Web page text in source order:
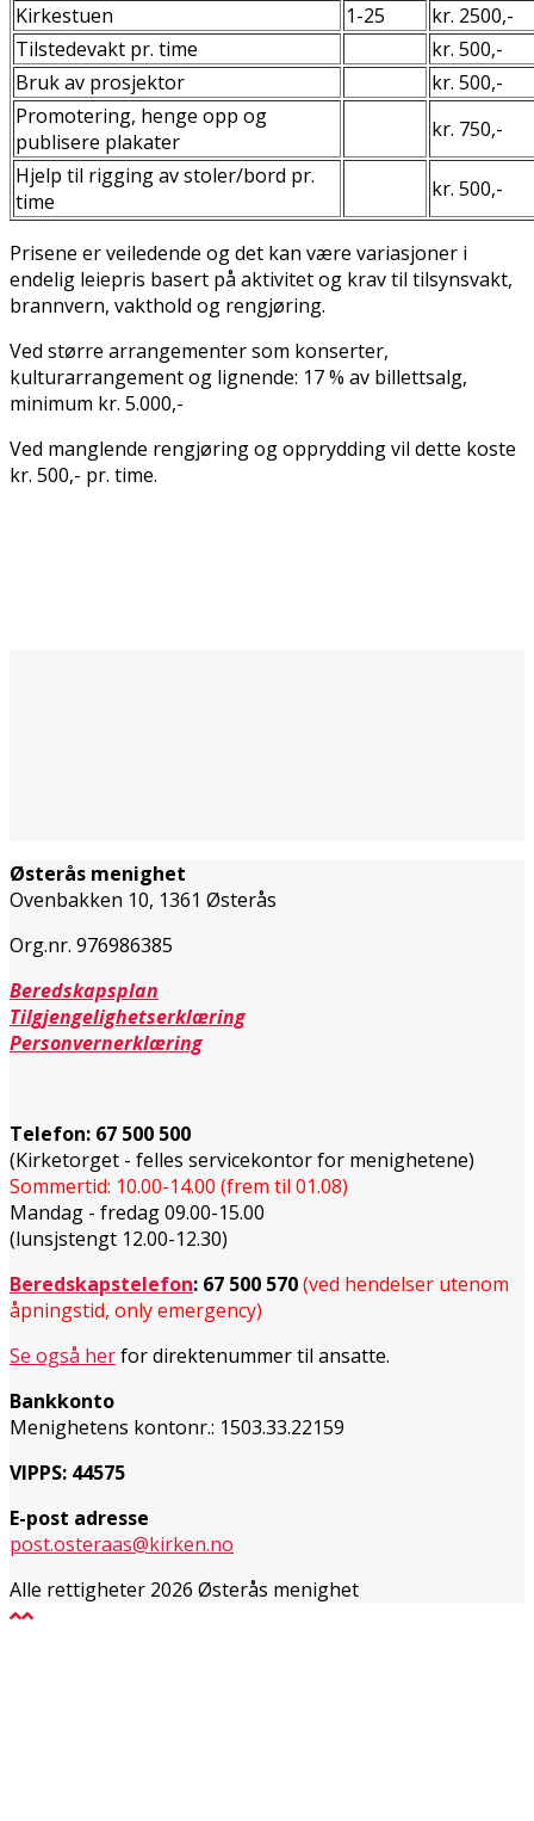
Kirkestuen
1-25
kr. 2500,-
Tilstedevakt pr. time
kr. 500,-
Bruk av prosjektor
kr. 500,-
Promotering, henge opp og
publisere plakater
kr. 750,-
Hjelp til rigging av stoler/bord pr.
time
kr. 500,-
Prisene er veiledende og det kan være variasjoner i
endelig leiepris basert på aktivitet og krav til tilsynsvakt,
brannvern, vakthold og rengjøring.
Ved større arrangementer som konserter,
kulturarrangement og lignende: 17 % av billettsalg,
minimum kr. 5.000,-
Ved manglende rengjøring og opprydding vil dette koste
kr. 500,- pr. time.
Østerås menighet
Ovenbakken 10, 1361 Østerås
Org.nr. 976986385
Beredskapsplan
Tilgjengelighetserklæring
Personvernerklæring
Telefon: 67 500 500
(Kirketorget - felles servicekontor for menighetene)
Sommertid: 10.00-14.00 (frem til 01.08)
Mandag - fredag 09.00-15.00
(lunsjstengt 12.00-12.30)
Beredskapstelefon: 67 500 570(ved hendelser utenom
åpningstid, only emergency)
Se også herfor direktenummer til ansatte.
Bankkonto
Menighetens kontonr.: 1503.33.22159
VIPPS: 44575
E-post adresse
post.osteraas@kirken.no
Alle rettigheter 2026 Østerås menighet